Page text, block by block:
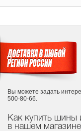
Как купить шины
в нашем
Вы можете задать
500-80-66.